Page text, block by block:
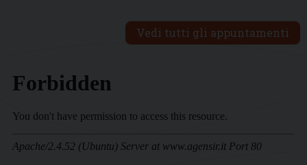
Vedi tutti gli appuntamenti